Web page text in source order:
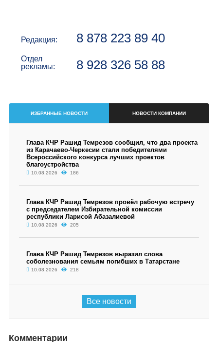
Редакция: 8 878 223 89 40
Отдел
рекламы:
8 928 326 58 88
ИЗБРАННЫЕ НОВОСТИ НОВОСТИ КОМПАНИИ
Глава КЧР Рашид Темрезов сообщил, что два проекта
из Карачаево-Черкесии стали победителями
Всероссийского конкурса лучших проектов
благоустройства
10.08.2026 186
Глава КЧР Рашид Темрезов провёл рабочую встречу
с председателем Избирательной комиссии
республики Ларисой Абазалиевой
10.08.2026 205
Глава КЧР Рашид Темрезов выразил слова
соболезнования семьям погибших в Татарстане
10.08.2026 218
Все новости
Комментарии